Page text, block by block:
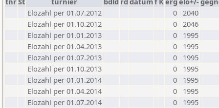
Elozahl per 01.07.2012
0 2040
Elozahl per 01.10.2012
0 2046
Elozahl per 01.01.2013
0
1995
Elozahl per 01.04.2013
0
1995
Elozahl per 01.07.2013
0
1995
Elozahl per 01.10.2013
0
1995
Elozahl per 01.01.2014
0
1995
Elozahl per 01.04.2014
0
1995
Elozahl per 01.07.2014
0
1995